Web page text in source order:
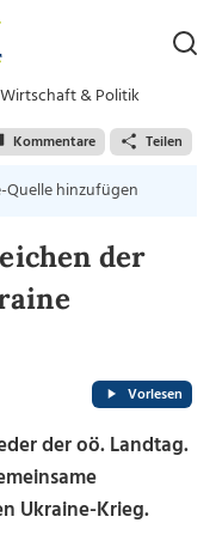
Wirtschaft & Politik
Kommentare Teilen
Quelle hinzufügen
der
Vorlesen
der oö. Landtag.
Ukraine-Krieg.